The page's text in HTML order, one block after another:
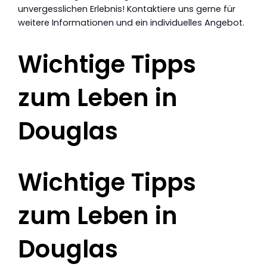
unvergesslichen Erlebnis! Kontaktiere uns gerne für
weitere Informationen und ein individuelles Angebot.
Wichtige Tipps
zum Leben in
Douglas
Wichtige Tipps
zum Leben in
Douglas